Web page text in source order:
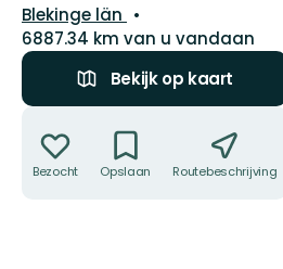
Regio:
Blekinge län
6887.34 km van u vandaan
Bekijk op kaart
Bezocht Opslaan Routebeschrijving